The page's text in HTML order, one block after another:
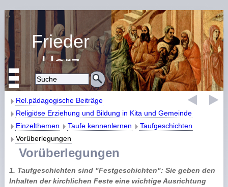
Frieder
Harz
Religiöse Erziehung
und Bildung
Rel.pädagogische Beiträge
Religiöse Erziehung und Bildung in Kita und Gemeinde
Einzelthemen
Taufe kennenlernen
Taufgeschichten
Vorüberlegungen
Vorüberlegungen
1. Taufgeschichten sind "Festgeschichten": Sie geben den
Inhalten der kirchlichen Feste eine wichtige Ausrichtung